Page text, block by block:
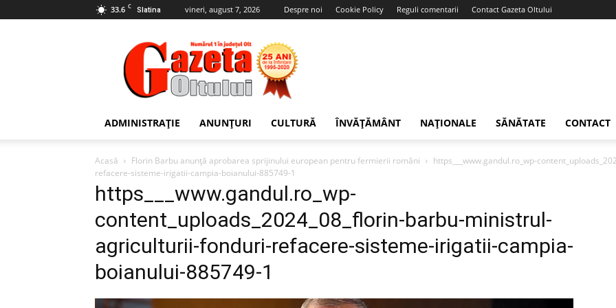
33.6 C Slatina vineri, august 7, 2026 Despre noi Cookie Policy Reguli comentarii Contact Gazeta Oltului
Gazeta
Oltului
ADMINISTRAȚIE ANUNȚURI CULTURĂ ÎNVĂȚĂMÂNT NAȚIONALE SĂNĂTATE CONTACT
Acasă Florin Barbu anunță aprobarea sprijinului european pentru fermierii români
https___www.gandul.ro_wp-
refacere-sisteme-irigatii-campia-boianului-885749-1
https___www.gandul.ro_wp-
content_uploads_2024_08_florin-barbu-ministrul-
agriculturii-fonduri-refacere-sisteme-irigatii-campia-
boianului-885749-1